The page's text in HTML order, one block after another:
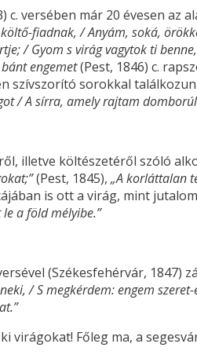
c. versében már 20 évesen
fiadnak, / Anyám, soká,
/ Gyom s virág vagytok ti
engemet(Pest, 1846) c.
szívszorító sorokkal
/ A sírra, amely rajtam
illetve költészetéről szóló
(Pest, 1845), „A korláttalan
is ott a virág, mint
a föld mélyibe.”
(Székesfehérvár, 1847)
/ S megkérdem: engem
virágokat! Főleg ma, a